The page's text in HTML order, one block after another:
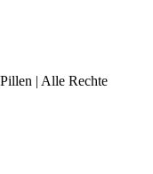
| Alle Rechte